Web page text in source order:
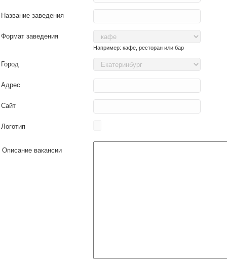
Название заведения
Формат заведения
Например: кафе, ресторан или бар
Город
Адрес
Сайт
Логотип
Описание вакансии